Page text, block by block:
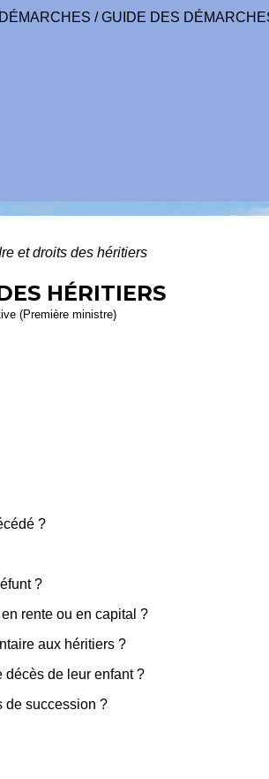
/GUIDE DES
et droits des héritiers
HÉRITIERS
(Première ministre)
?
?
rente ou en capital ?
aux héritiers ?
décès de leur enfant ?
de succession ?